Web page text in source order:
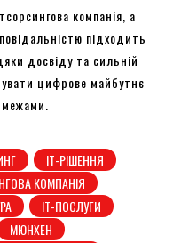
компанія, а
підходить
досвіду та сильній
цифрове майбутнє
IT-РІШЕННЯ
КОМПАНІЯ
ІТ-ПОСЛУГИ
МЮНХЕН